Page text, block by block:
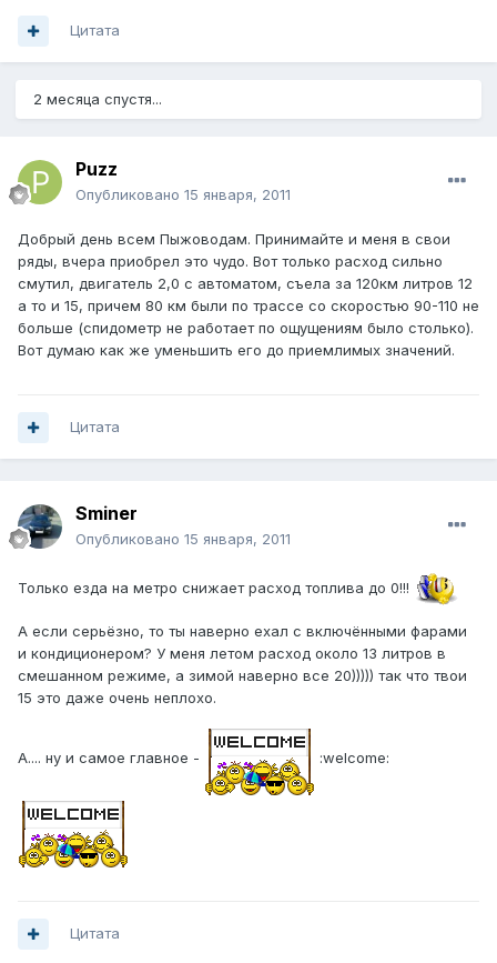
Цитата
2 месяца спустя...
Puzz
Опубликовано 15 января, 2011
Добрый день всем Пыжоводам. Принимайте и меня в свои
ряды, вчера приобрел это чудо. Вот только расход сильно
смутил, двигатель 2,0 с автоматом, съела за 120км литров 12
а то и 15, причем 80 км были по трассе со скоростью 90-110 не
больше (спидометр не работает по ощущениям было столько).
Вот думаю как же уменьшить его до приемлимых значений.
Цитата
Sminer
Опубликовано 15 января, 2011
Только езда на метро снижает расход топлива до 0!!!
А если серьёзно, то ты наверно ехал с включёнными фарами
и кондиционером? У меня летом расход около 13 литров в
смешанном режиме, а зимой наверно все 20))))) так что твои
15 это даже очень неплохо.
А.... ну и самое главное - :welcome:
Цитата